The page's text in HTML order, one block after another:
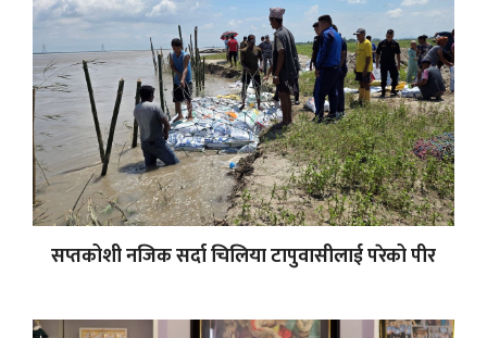
सप्तकोशी नजिक सर्दा चिलिया टापुवासीलाई परेको पीर